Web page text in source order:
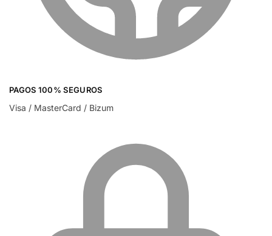
PAGOS 100% SEGUROS
Visa / MasterCard / Bizum